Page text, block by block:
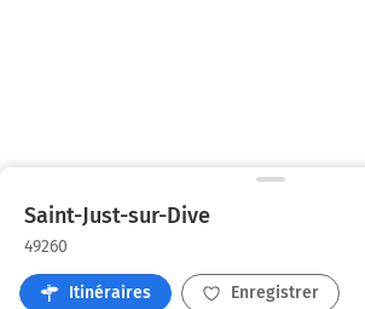
Saint-Just-sur-Dive
49260
Itinéraires Enregistrer